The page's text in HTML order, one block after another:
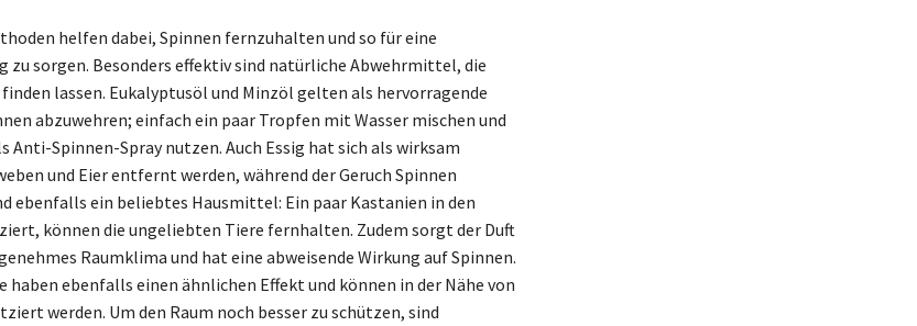
helfen dabei, Spinnen fernzuhalten und so für eine
zu sorgen. Besonders effektiv sind natürliche Abwehrmittel, die
lassen. Eukalyptusöl und Minzöl gelten als hervorragende
abzuwehren; einfach ein paar Tropfen mit Wasser mischen und
Anti-Spinnen-Spray nutzen. Auch Essig hat sich als wirksam
und Eier entfernt werden, während der Geruch Spinnen
ebenfalls ein beliebtes Hausmittel: Ein paar Kastanien in den
können die ungeliebten Tiere fernhalten. Zudem sorgt der Duft
Raumklima und hat eine abweisende Wirkung auf Spinnen.
haben ebenfalls einen ähnlichen Effekt und können in der Nähe von
werden. Um den Raum noch besser zu schützen, sind